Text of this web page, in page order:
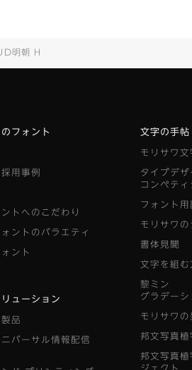
明朝 H
フォント
用事例
トへのこだわり
ントのバラエティ
ント
ューション
品
バーサル情報配信
文字の手帖
モリサワ文
タイプデザ
コンペティ
フォント用
モリサワの
書体見聞
文字を組む
黎ミン
グラデー
モリサワの
邦文写真植
邦文写真植